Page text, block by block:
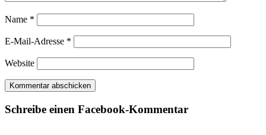
Name *
E-Mail-Adresse *
Website
Schreibe einen Facebook-Kommentar